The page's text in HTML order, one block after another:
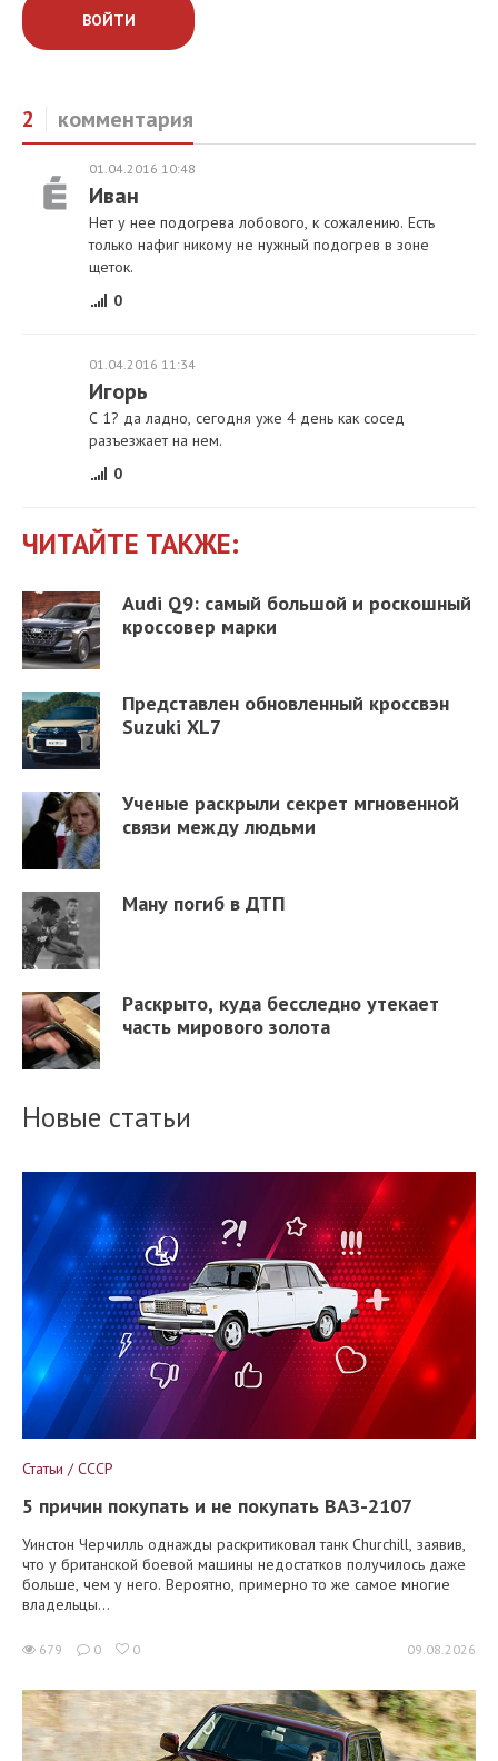
ВОЙТИ
2 комментария
01.04.2016 10:48
Иван
Нет у нее подогрева лобового, к сожалению. Есть
только нафиг никому не нужный подогрев в зоне
щеток.
0
01.04.2016 11:34
Игорь
С 1? да ладно, сегодня уже 4 день как сосед
разъезжает на нем.
0
ЧИТАЙТЕ ТАКЖЕ:
Audi Q9: самый большой и роскошный
кроссовер марки
Представлен обновленный кроссвэн
Suzuki XL7
Ученые раскрыли секрет мгновенной
связи между людьми
Ману погиб в ДТП
Раскрыто, куда бесследно утекает
часть мирового золота
Новые статьи
Статьи / СССР
5 причин покупать и не покупать ВАЗ-2107
Уинстон Черчилль однажды раскритиковал танк Churchill, заявив,
что у британской боевой машины недостатков получилось даже
больше, чем у него. Вероятно, примерно то же самое многие
владельцы...
679 0 0 09.08.2026